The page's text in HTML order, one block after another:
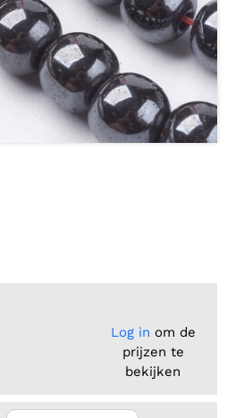
Log in om de
prijzen te
bekijken